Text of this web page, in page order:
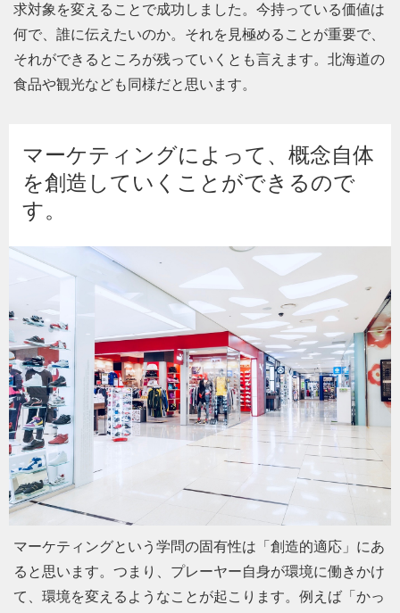
求対象を変えることで成功しました。今持っている価値は
何で、誰に伝えたいのか。それを見極めることが重要で、
それができるところが残っていくとも言えます。北海道の
食品や観光なども同様だと思います。
マーケティングによって、概念自体
を創造していくことができるので
す。
マーケティングという学問の固有性は「創造的適応」にあ
ると思います。つまり、プレーヤー自身が環境に働きかけ
て、環境を変えるようなことが起こります。例えば「かっ